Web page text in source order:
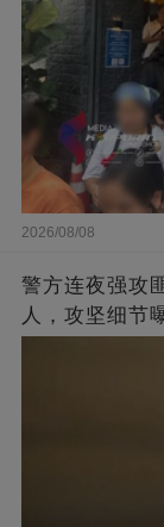
2026/08/08
警方连夜强攻
人，攻坚细节